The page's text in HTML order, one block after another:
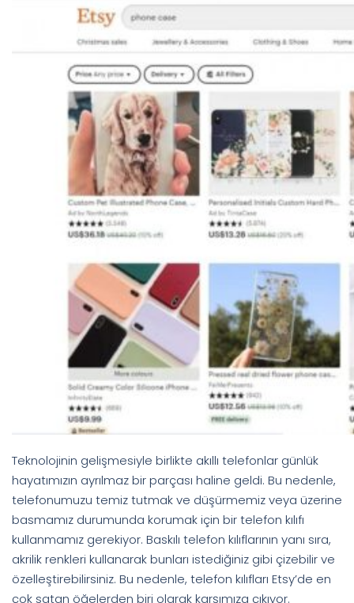
Teknolojinin gelişmesiyle birlikte akıllı telefonlar günlük
hayatımızın ayrılmaz bir parçası haline geldi. Bu nedenle,
telefonumuzu temiz tutmak ve düşürmemiz veya üzerine
basmamız durumunda korumak için bir telefon kılıfı
kullanmamız gerekiyor. Baskılı telefon kılıflarının yanı sıra,
akrilik renkleri kullanarak bunları istediğiniz gibi çizebilir ve
özelleştirebilirsiniz. Bu nedenle, telefon kılıfları Etsy’de en
çok satan öğelerden biri olarak karşımıza çıkıyor.